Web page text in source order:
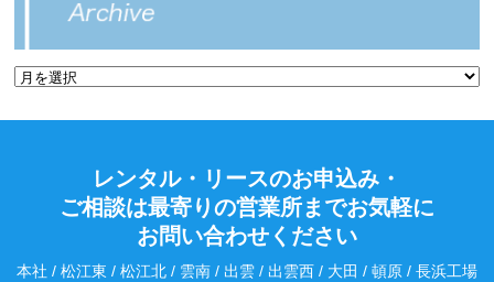
レンタル・リースのお申込み・
ご相談は最寄りの営業所までお気軽に
お問い合わせください
本社 / 松江東 / 松江北 / 雲南 / 出雲 / 出雲西 / 大田 / 頓原 / 長浜工場